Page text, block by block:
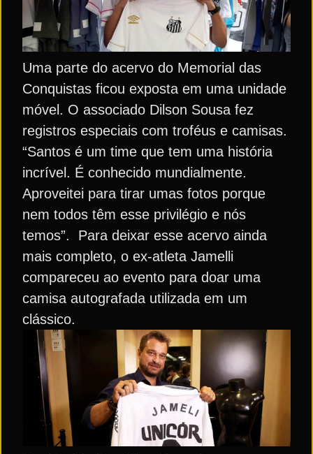
Uma parte do acervo do Memorial das
Conquistas ficou exposta em uma unidade
móvel. O associado Dilson Sousa fez
registros especiais com troféus e camisas.
“Santos é um time que tem uma história
incrível. É conhecido mundialmente.
Aproveitei para tirar umas fotos porque
nem todos têm esse privilégio e nós
temos”. Para deixar esse acervo ainda
mais completo, o ex-atleta Jamelli
compareceu ao evento para doar uma
camisa autografada utilizada em um
clássico.